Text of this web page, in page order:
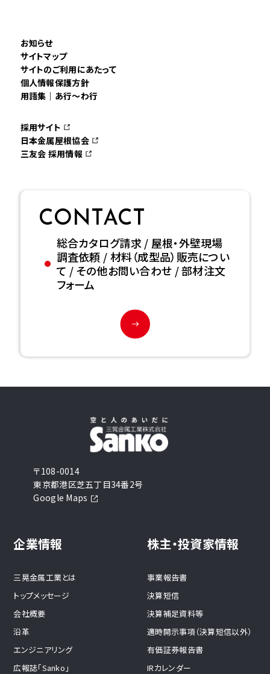
お知らせ
サイトマップ
サイトのご利用にあたって
個人情報保護方針
用語集｜あ行～わ行
採用サイト
日本金属屋根協会
三友会 採用情報
CONTACT
総合カタログ請求 / 屋根・外壁現場
調査依頼 / 材料（成型品）販売につい
て / その他お問い合わせ / 部材注文
フォーム
〒108-0014
東京都港区芝五丁目34番2号
Google Maps
企業情報
三晃金属工業とは
トップメッセージ
会社概要
沿革
エンジニアリング
広報誌「Sanko」
株主・投資家情報
事業報告書
決算短信
決算補足資料等
適時開示事項（決算短信以外）
有価証券報告書
IRカレンダー